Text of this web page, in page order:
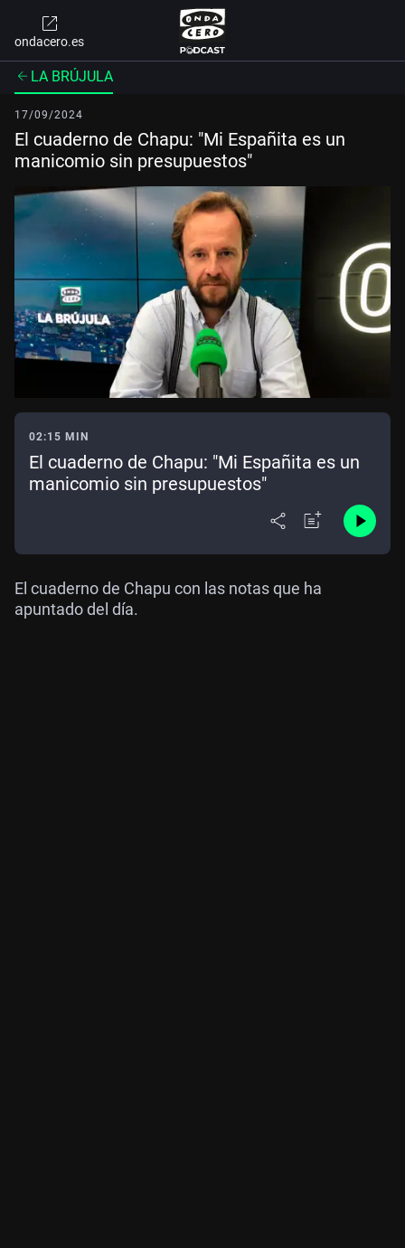
ondacero.es
LA BRÚJULA
17/09/2024
El cuaderno de Chapu: "Mi Españita es un
manicomio sin presupuestos"
02:15 MIN
El cuaderno de Chapu: "Mi Españita es un
manicomio sin presupuestos"
El cuaderno de Chapu con las notas que ha
apuntado del día.